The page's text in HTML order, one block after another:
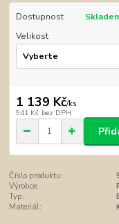
Dostupnost
Velikost
1 139 Kč/ks
941 Kč bez DPH
Číslo produktu:
Výrobce:
Typ:
Materiál: